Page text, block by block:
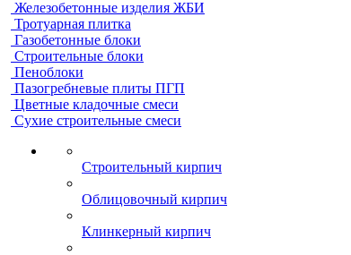
Железобетонные изделия ЖБИ
Тротуарная плитка
Газобетонные блоки
Строительные блоки
Пеноблоки
Пазогребневые плиты ПГП
Цветные кладочные смеси
Сухие строительные смеси
Строительный кирпич
Облицовочный кирпич
Клинкерный кирпич